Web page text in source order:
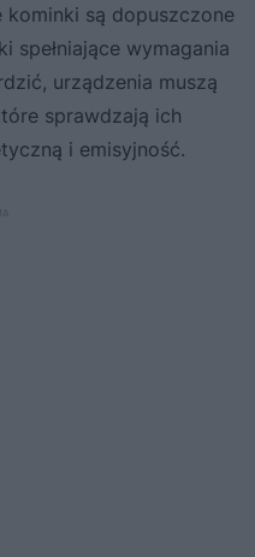
kominki są dopuszczone
spełniające wymagania
urządzenia muszą
sprawdzają ich
i emisyjność.